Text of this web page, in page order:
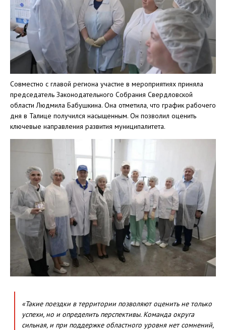
Совместно с главой региона участие в мероприятиях приняла
председатель Законодательного Собрания Свердловской
области Людмила Бабушкина. Она отметила, что график рабочего
дня в Талице получился насыщенным. Он позволил оценить
ключевые направления развития муниципалитета.
«Такие поездки в территории позволяют оценить не только
успехи, но и определить перспективы. Команда округа
сильная, и при поддержке областного уровня нет сомнений,